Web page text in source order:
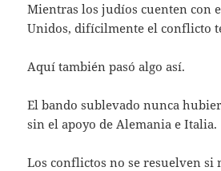
Mientras los judíos cuenten con
Unidos, difícilmente el conflicto
Aquí también pasó algo así.
El bando sublevado nunca
sin el apoyo de Alemania e Italia.
Los conflictos no se resuelven si